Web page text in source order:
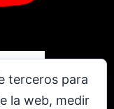
terceros para
la web, medir